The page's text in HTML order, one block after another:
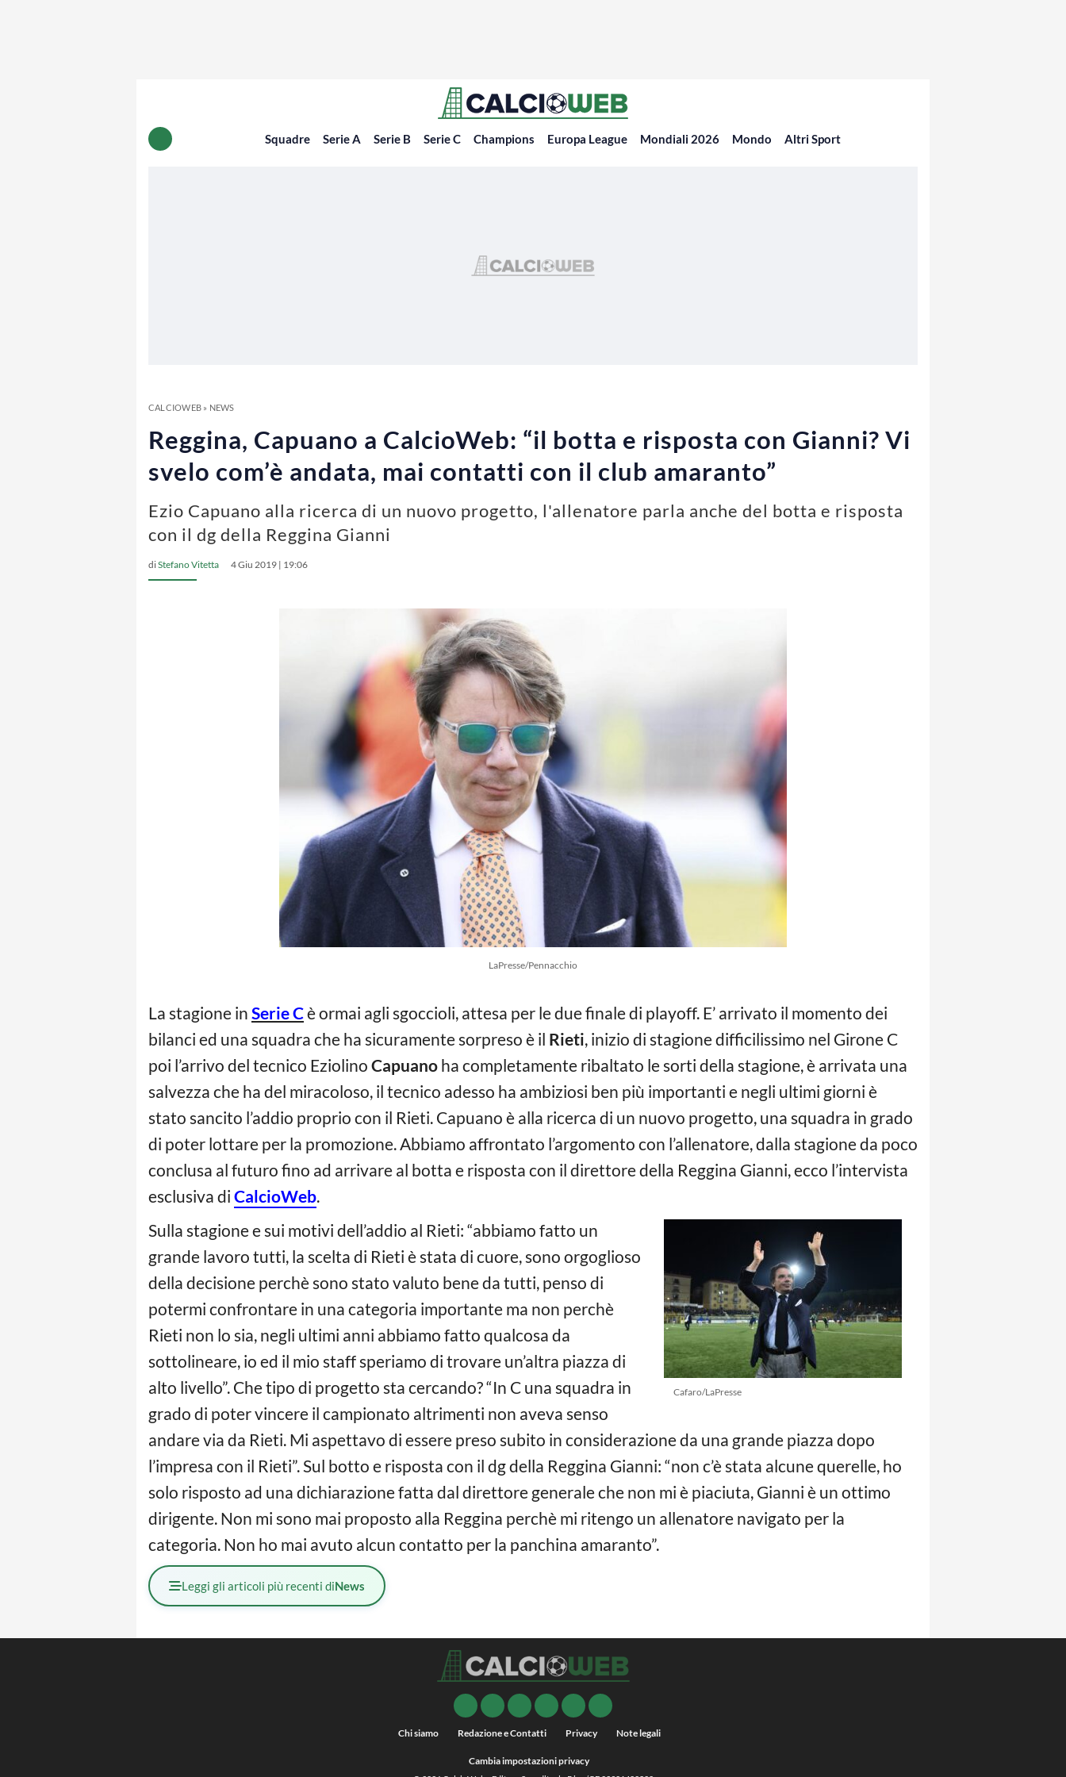
Squadre Serie A Serie B Serie C Champions Europa League Mondiali 2026 Mondo Altri Sport
CALCIOWEB» NEWS
Reggina, Capuano a CalcioWeb: “il botta e risposta con Gianni? Vi
svelo com’è andata, mai contatti con il club amaranto”
Ezio Capuano alla ricerca di un nuovo progetto, l'allenatore parla anche del botta e risposta
con il dg della Reggina Gianni
diStefano Vitetta 4 Giu 2019 | 19:06
LaPresse/Pennacchio
La stagione in Serie Cè ormai agli sgoccioli, attesa per le due finale di playoff. E’ arrivato il momento dei
bilanci ed una squadra che ha sicuramente sorpreso è il Rieti, inizio di stagione difficilissimo nel Girone C
poi l’arrivo del tecnico Eziolino Capuano ha completamente ribaltato le sorti della stagione, è arrivata una
salvezza che ha del miracoloso, il tecnico adesso ha ambiziosi ben più importanti e negli ultimi giorni è
stato sancito l’addio proprio con il Rieti. Capuano è alla ricerca di un nuovo progetto, una squadra in grado
di poter lottare per la promozione. Abbiamo affrontato l’argomento con l’allenatore, dalla stagione da poco
conclusa al futuro fino ad arrivare al botta e risposta con il direttore della Reggina Gianni, ecco l’intervista
esclusiva di CalcioWeb.
Cafaro/LaPresse
Sulla stagione e sui motivi dell’addio al Rieti: “abbiamo fatto un
grande lavoro tutti, la scelta di Rieti è stata di cuore, sono orgoglioso
della decisione perchè sono stato valuto bene da tutti, penso di
potermi confrontare in una categoria importante ma non perchè
Rieti non lo sia, negli ultimi anni abbiamo fatto qualcosa da
sottolineare, io ed il mio staff speriamo di trovare un’altra piazza di
alto livello”. Che tipo di progetto sta cercando? “In C una squadra in
grado di poter vincere il campionato altrimenti non aveva senso
andare via da Rieti. Mi aspettavo di essere preso subito in considerazione da una grande piazza dopo
l’impresa con il Rieti”. Sul botto e risposta con il dg della Reggina Gianni: “non c’è stata alcune querelle, ho
solo risposto ad una dichiarazione fatta dal direttore generale che non mi è piaciuta, Gianni è un ottimo
dirigente. Non mi sono mai proposto alla Reggina perchè mi ritengo un allenatore navigato per la
categoria. Non ho mai avuto alcun contatto per la panchina amaranto”.
Leggi gli articoli più recenti diNews
Chi siamo Redazione e Contatti Privacy Note legali
Cambia impostazioni privacy